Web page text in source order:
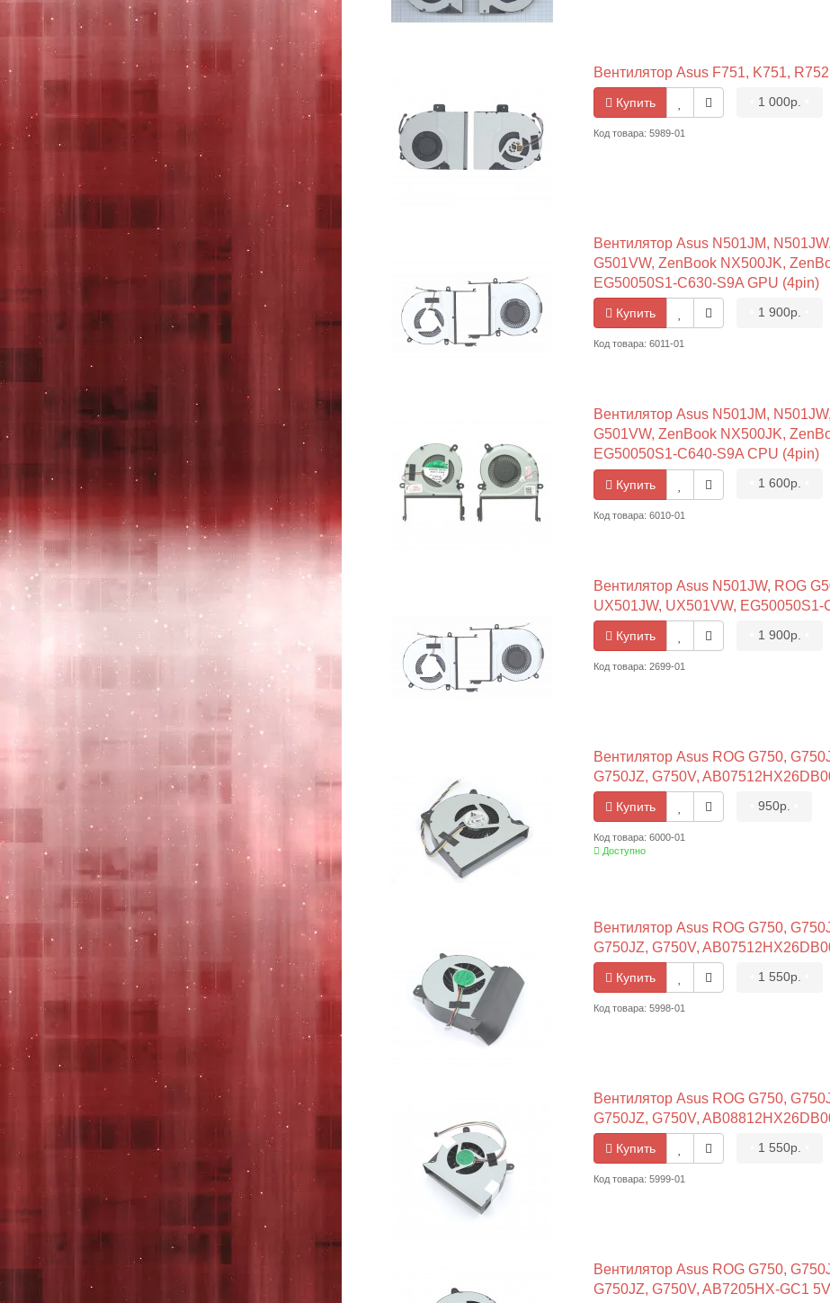
Вентилятор Asus F751, K751,
Купить 1 000р.
Код товара: 5989-01
Вентилятор Asus N501JM,
G501VW, ZenBook NX500JK,
EG50050S1-C630-S9A GPU (4pin)
Купить 1 900р.
Код товара: 6011-01
Вентилятор Asus N501JM,
G501VW, ZenBook NX500JK,
EG50050S1-C640-S9A CPU (4pin)
Купить 1 600р.
Код товара: 6010-01
Вентилятор Asus N501JW, ROG
UX501JW, UX501VW, EG50050S1-
Купить 1 900р.
Код товара: 2699-01
Вентилятор Asus ROG G750,
G750JZ, G750V,
Купить 950р.
Код товара: 6000-01
Доступно
Вентилятор Asus ROG G750,
G750JZ, G750V,
Купить 1 550р.
Код товара: 5998-01
Вентилятор Asus ROG G750,
G750JZ, G750V,
Купить 1 550р.
Код товара: 5999-01
Вентилятор Asus ROG G750,
G750JZ, G750V, AB7205HX-GC1